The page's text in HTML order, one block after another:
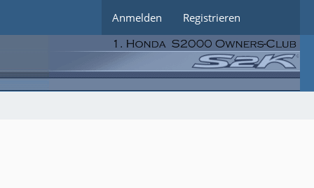
Anmelden Registrieren